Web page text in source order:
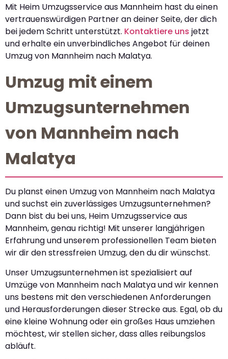
Mit Heim Umzugsservice aus Mannheim hast du einen
vertrauenswürdigen Partner an deiner Seite, der dich
bei jedem Schritt unterstützt. Kontaktiere uns jetzt
und erhalte ein unverbindliches Angebot für deinen
Umzug von Mannheim nach Malatya.
Umzug mit einem
Umzugsunternehmen
von Mannheim nach
Malatya
Du planst einen Umzug von Mannheim nach Malatya
und suchst ein zuverlässiges Umzugsunternehmen?
Dann bist du bei uns, Heim Umzugsservice aus
Mannheim, genau richtig! Mit unserer langjährigen
Erfahrung und unserem professionellen Team bieten
wir dir den stressfreien Umzug, den du dir wünschst.
Unser Umzugsunternehmen ist spezialisiert auf
Umzüge von Mannheim nach Malatya und wir kennen
uns bestens mit den verschiedenen Anforderungen
und Herausforderungen dieser Strecke aus. Egal, ob du
eine kleine Wohnung oder ein großes Haus umziehen
möchtest, wir stellen sicher, dass alles reibungslos
abläuft.